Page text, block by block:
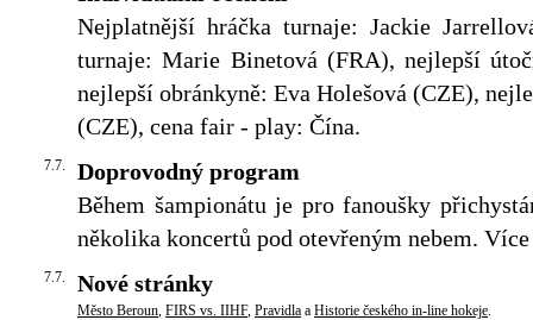
Nejplatnější hráčka turnaje: Jackie
turnaje: Marie Binetová (FRA), nejlepší
nejlepší obránkyně: Eva Holešová (CZE),
(CZE), cena fair - play: Čína.
7.7.
Doprovodný program
Během šampionátu je pro fanoušky
několika koncertů pod otevřeným nebem.
7.7. Nové stránky
Město Beroun, FIRS vs. IIHF, Pravidla a Historie českého in-line hokeje.